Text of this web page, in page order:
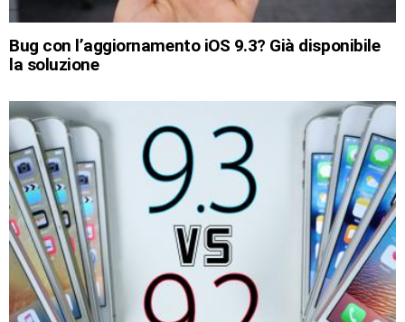
Bug con l’aggiornamento iOS 9.3? Già disponibile
la soluzione